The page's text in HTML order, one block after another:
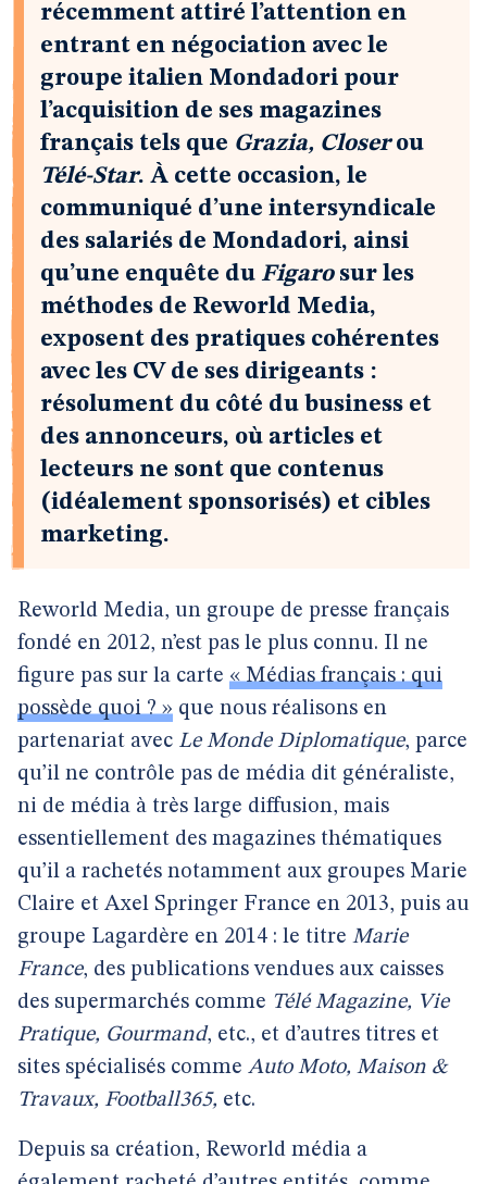
récemment attiré l’attention en
entrant en négociation avec le
groupe italien Mondadori pour
l’acquisition de ses magazines
français tels que Grazia, Closerou
Télé-Star. À cette occasion, le
communiqué d’une intersyndicale
des salariés de Mondadori, ainsi
qu’une enquête du Figarosur les
méthodes de Reworld Media,
exposent des pratiques cohérentes
avec les CV de ses dirigeants :
résolument du côté du business et
des annonceurs, où articles et
lecteurs ne sont que contenus
(idéalement sponsorisés) et cibles
marketing.
Reworld Media, un groupe de presse français
fondé en 2012, n’est pas le plus connu. Il ne
figure pas sur la carte « Médias français : qui
possède quoi ? » que nous réalisons en
partenariat avec Le Monde Diplomatique, parce
qu’il ne contrôle pas de média dit généraliste,
ni de média à très large diffusion, mais
essentiellement des magazines thématiques
qu’il a rachetés notamment aux groupes Marie
Claire et Axel Springer France en 2013, puis au
groupe Lagardère en 2014 : le titre Marie
France, des publications vendues aux caisses
des supermarchés comme Télé Magazine, Vie
Pratique, Gourmand, etc., et d’autres titres et
sites spécialisés comme Auto Moto, Maison &
Travaux, Football365, etc.
Depuis sa création, Reworld média a